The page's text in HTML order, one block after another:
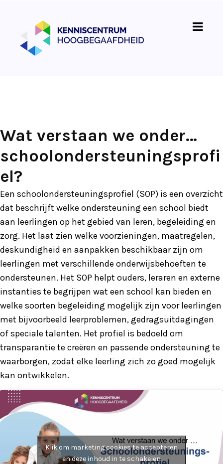
Wat verstaan we onder…
schoolondersteuningsprofi
el?
Een schoolondersteuningsprofiel (SOP) is een overzicht
dat beschrijft welke ondersteuning een school biedt
aan leerlingen op het gebied van leren, begeleiding en
zorg. Het laat zien welke voorzieningen, maatregelen,
deskundigheid en aanpakken beschikbaar zijn om
leerlingen met verschillende onderwijsbehoeften te
ondersteunen. Het SOP helpt ouders, leraren en externe
instanties te begrijpen wat een school kan bieden en
welke soorten begeleiding mogelijk zijn voor leerlingen
met bijvoorbeeld leerproblemen, gedragsuitdagingen
of speciale talenten. Het profiel is bedoeld om
transparantie te creëren en passende ondersteuning te
waarborgen, zodat elke leerling zich zo goed mogelijk
kan ontwikkelen.
Klik om marketing cookies te accepteren
en deze inhoud in te schakelen